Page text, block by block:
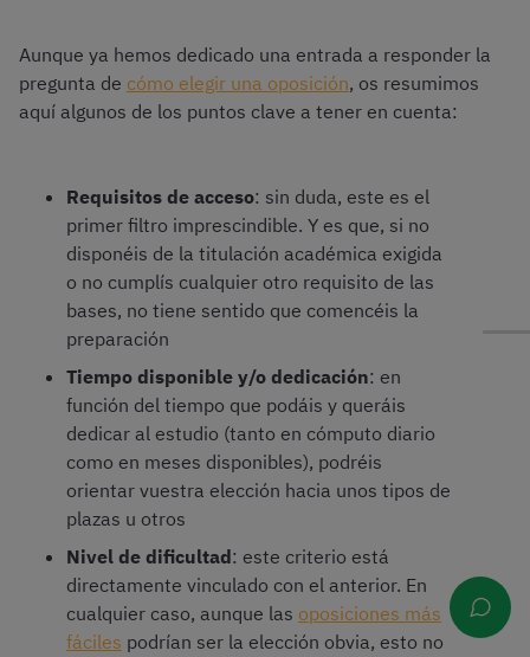
Aunque ya hemos dedicado una entrada a responder la
pregunta de cómo elegir una oposición, os resumimos
aquí algunos de los puntos clave a tener en cuenta:
Requisitos de acceso: sin duda, este es el
primer filtro imprescindible. Y es que, si no
disponéis de la titulación académica exigida
o no cumplís cualquier otro requisito de las
bases, no tiene sentido que comencéis la
preparación
Tiempo disponible y/o dedicación: en
función del tiempo que podáis y queráis
dedicar al estudio (tanto en cómputo diario
como en meses disponibles), podréis
orientar vuestra elección hacia unos tipos de
plazas u otros
Nivel de dificultad: este criterio está
directamente vinculado con el anterior. En
cualquier caso, aunque las oposiciones más
fáciles podrían ser la elección obvia, esto no